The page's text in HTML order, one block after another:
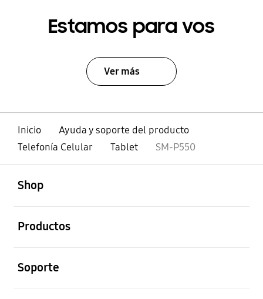
Estamos para vos
Ver más
Inicio
Ayuda y soporte del producto
Telefonía Celular
Tablet SM-P550
Shop
Productos
Soporte